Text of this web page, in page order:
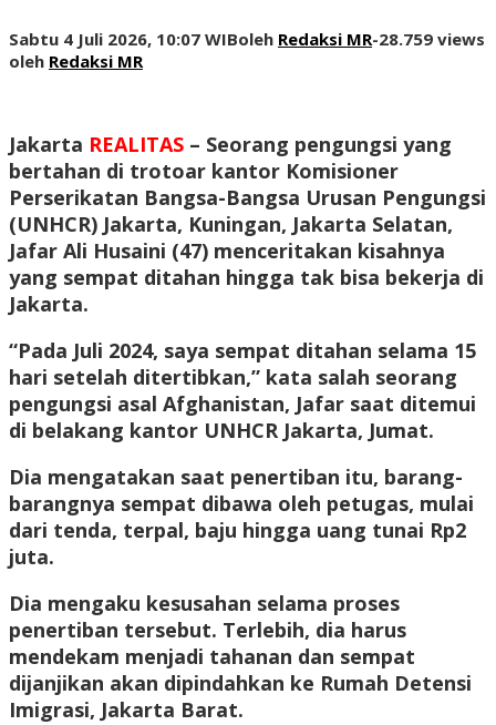
Sabtu 4 Juli 2026, 10:07 WIBoleh Redaksi MR-28.759 views
oleh Redaksi MR
Jakarta REALITAS – Seorang pengungsi yang
bertahan di trotoar kantor Komisioner
Perserikatan Bangsa-Bangsa Urusan Pengungsi
(UNHCR) Jakarta, Kuningan, Jakarta Selatan,
Jafar Ali Husaini (47) menceritakan kisahnya
yang sempat ditahan hingga tak bisa bekerja di
Jakarta.
“Pada Juli 2024, saya sempat ditahan selama 15
hari setelah ditertibkan,” kata salah seorang
pengungsi asal Afghanistan, Jafar saat ditemui
di belakang kantor UNHCR Jakarta, Jumat.
Dia mengatakan saat penertiban itu, barang-
barangnya sempat dibawa oleh petugas, mulai
dari tenda, terpal, baju hingga uang tunai Rp2
juta.
Dia mengaku kesusahan selama proses
penertiban tersebut. Terlebih, dia harus
mendekam menjadi tahanan dan sempat
dijanjikan akan dipindahkan ke Rumah Detensi
Imigrasi, Jakarta Barat.